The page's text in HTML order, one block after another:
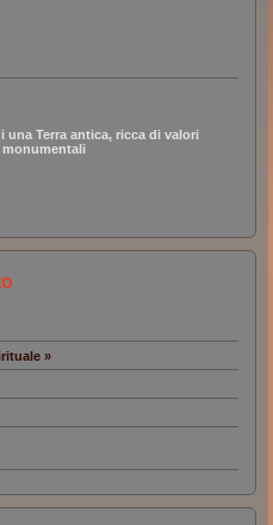
una Terra antica, ricca di valori
»